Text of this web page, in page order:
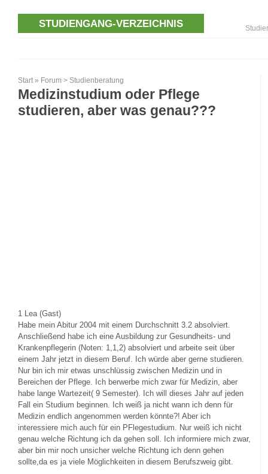
STUDIENGANG-VERZEICHNIS
Start » Forum > Studienberatung
Medizinstudium oder Pflege
studieren, aber was genau???
1
Lea (Gast)
Habe mein Abitur 2004 mit einem Durchschnitt 3.2 absolviert.
Anschließend habe ich eine Ausbildung zur Gesundheits- und
Krankenpflegerin (Noten: 1,1,2) absolviert und arbeite seit über
einem Jahr jetzt in diesem Beruf. Ich würde aber gerne studieren.
Nur bin ich mir etwas unschlüssig zwischen Medizin und in
Bereichen der Pflege. Ich berwerbe mich zwar für Medizin, aber
habe lange Wartezeit( 9 Semester). Ich will dieses Jahr auf jeden
Fall ein Studium beginnen. Ich weiß ja nicht wann ich denn für
Medizin endlich angenommen werden könnte?! Aber ich
interessiere mich auch für ein PFlegestudium. Nur weiß ich nicht
genau welche Richtung ich da gehen soll. Ich informiere mich zwar,
aber bin mir noch unsicher welche Richtung ich denn gehen
sollte,da es ja viele Möglichkeiten in diesem Berufszweig gibt.